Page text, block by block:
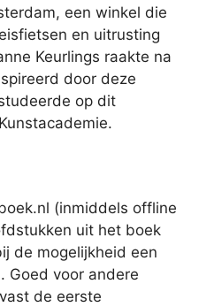
een winkel die
en uitrusting
Keurlings raakte na
door deze
op dit
(inmiddels offline
uit het boek
de mogelijkheid een
Goed voor andere
de eerste